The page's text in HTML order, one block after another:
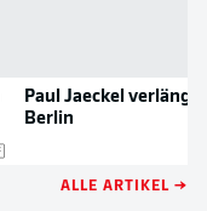
Paul Jaeckel
Berlin
ALLE ARTIKEL →